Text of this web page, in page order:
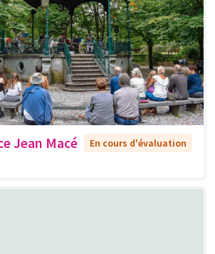
Jean Macé
En cours d'évaluation